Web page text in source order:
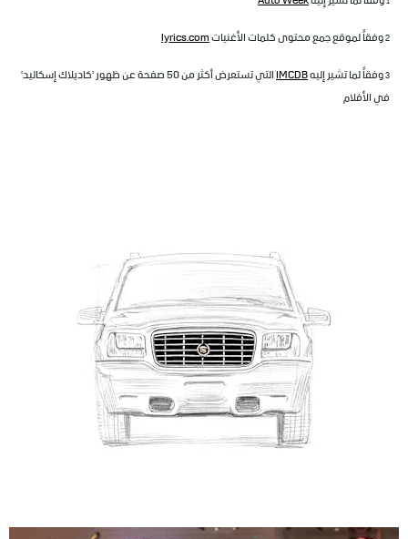
2 وفقاً لموقع جمع محتوى كلمات الأغنياتlyrics.com
3 وفقاً لما تشير إليهIMCDB
التي تستعرض أكثر من 50 صفحة عن ظهور ’كاديلاك إسكاليد‘
في الأفلام